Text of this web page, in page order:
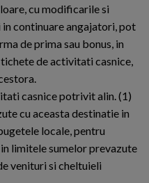
cu modificarile si
continuare angajatori, pot
de prima sau bonus, in
de activitati casnice,
casnice potrivit alin. (1)
cu aceasta destinatie in
locale, pentru
limitele sumelor prevazute
venituri si cheltuieli